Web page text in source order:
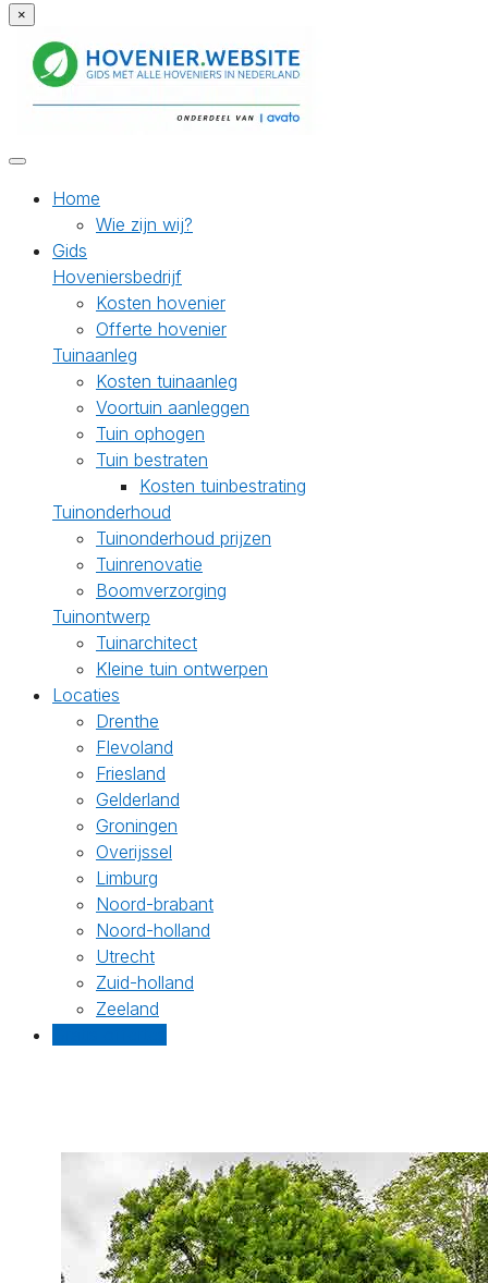
×
Home
Wie zijn wij?
Gids
Hoveniersbedrijf
Kosten hovenier
Offerte hovenier
Tuinaanleg
Kosten tuinaanleg
Voortuin aanleggen
Tuin ophogen
Tuin bestraten
Kosten tuinbestrating
Tuinonderhoud
Tuinonderhoud prijzen
Tuinrenovatie
Boomverzorging
Tuinontwerp
Tuinarchitect
Kleine tuin ontwerpen
Locaties
Drenthe
Flevoland
Friesland
Gelderland
Groningen
Overijssel
Limburg
Noord-brabant
Noord-holland
Utrecht
Zuid-holland
Zeeland